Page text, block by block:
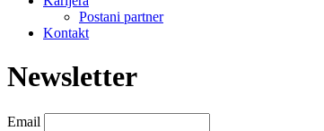
Postani partner
Kontakt
Newsletter
Email